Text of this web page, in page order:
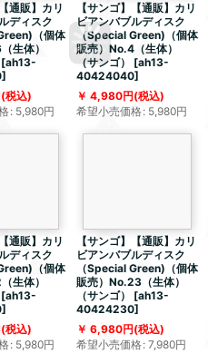
通販】カリ
ディスク
（個体
生体）
[ah13-
]
(税込)
: 5,980円
【サンゴ】【通販】カリ
ビアンバブルディスク
（Special Green)（個体
販売）No.4（生体）
（サンゴ）
[ah13-
40424040]
4,980円(税込)
希望小売価格: 5,980円
通販】カリ
ディスク
（個体
生体）
[ah13-
]
(税込)
: 5,980円
【サンゴ】【通販】カリ
ビアンバブルディスク
（Special Green)（個体
販売）No.23（生体）
（サンゴ）
[ah13-
40424230]
6,980円(税込)
希望小売価格: 7,980円